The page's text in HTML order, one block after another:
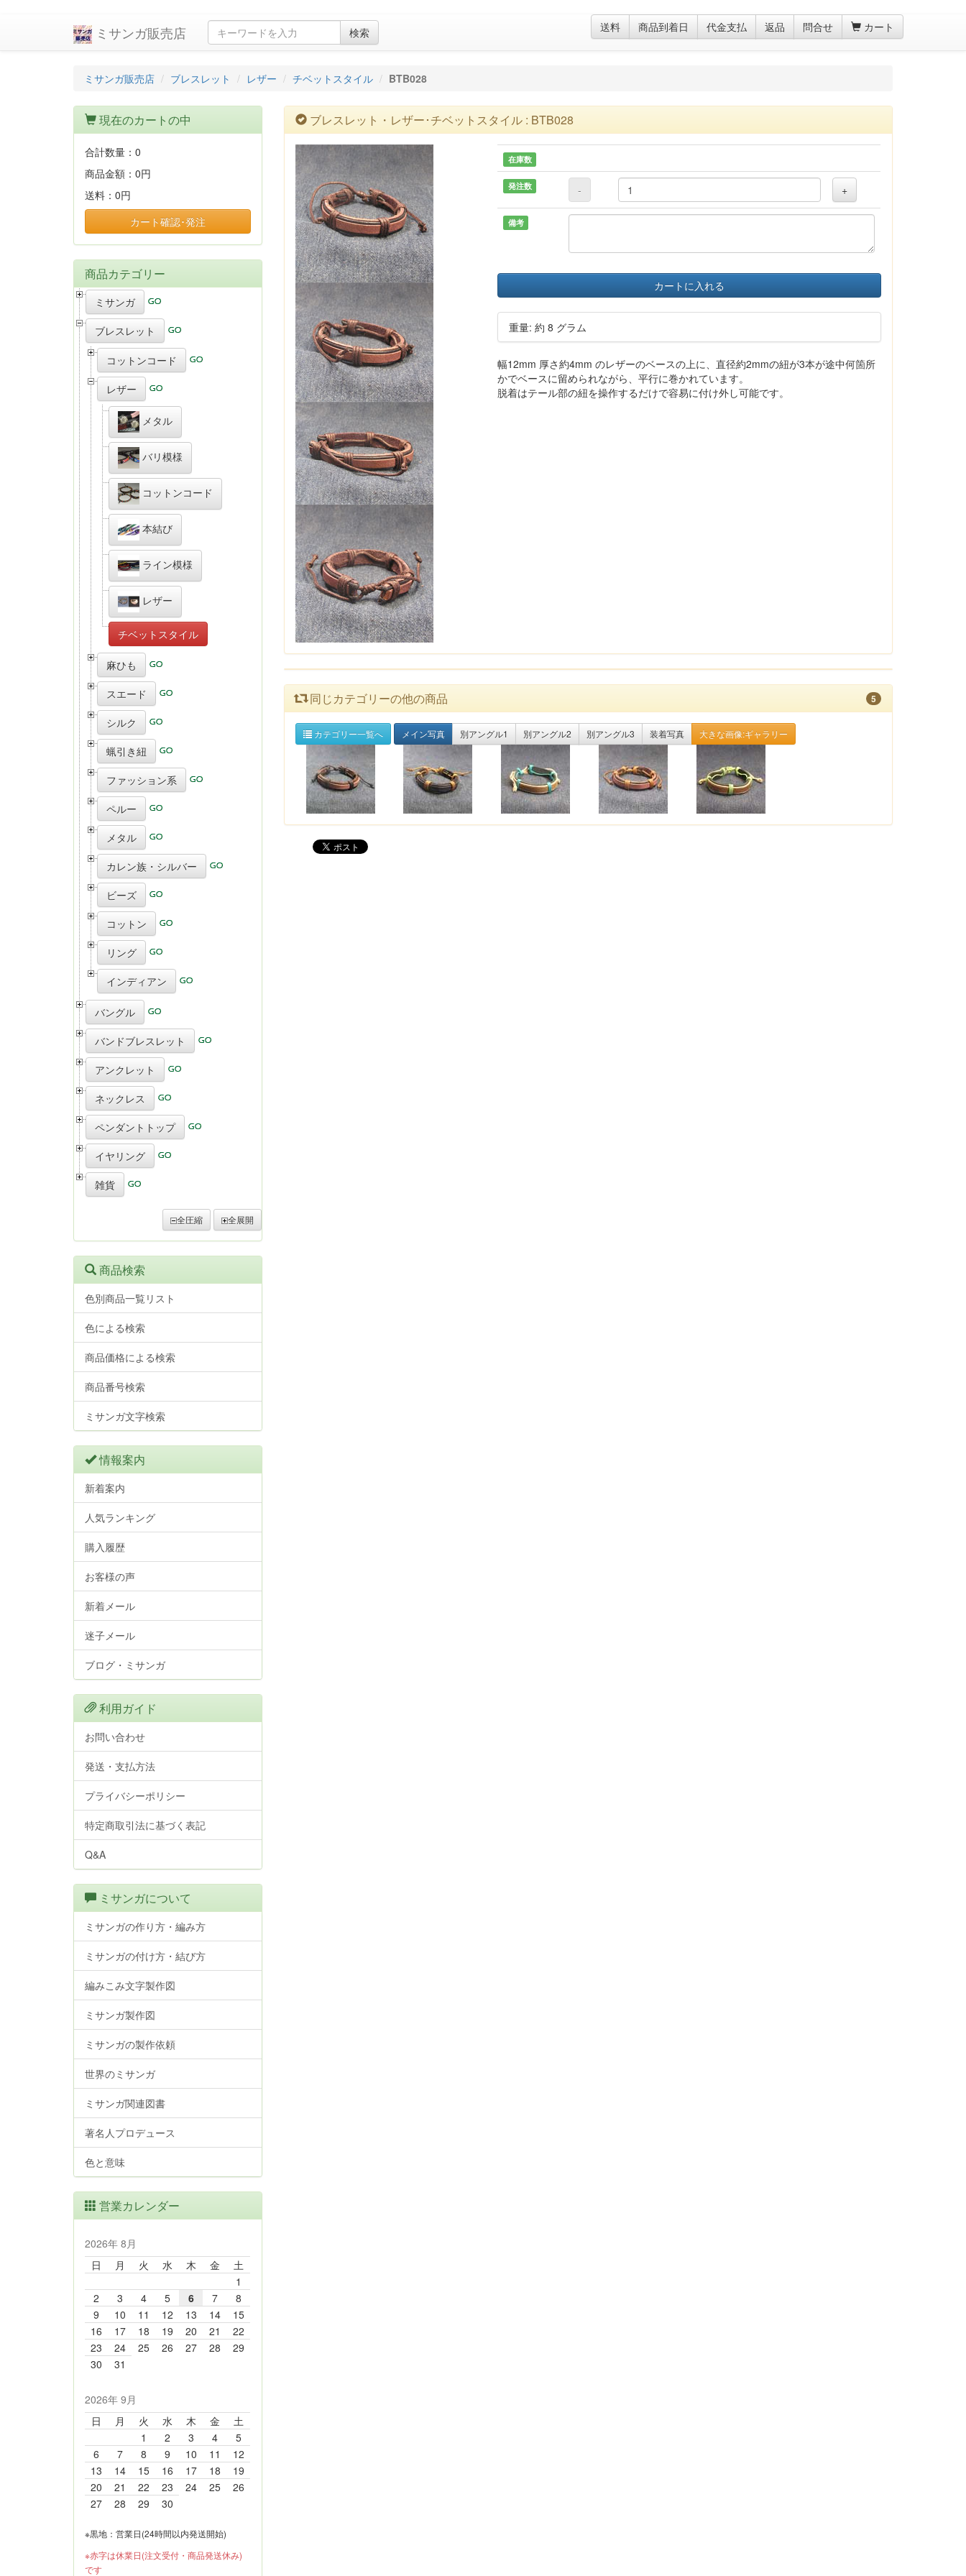
ミサンガ販売店 検索 送料 商品到着日 代金支払 返品 問合せ カート
ミサンガ販売店 ブレスレット レザー チベットスタイル BTB028
ブレスレット・レザー･チベットスタイル : BTB028
在庫数
発注数 - +
備考
カートに入れる
重量: 約 8 グラム
幅12mm 厚さ約4mm のレザーのベースの上に、直径約2mmの紐が3本が途中何箇所
かでベースに留められながら、平行に巻かれています。
脱着はテール部の紐を操作するだけで容易に付け外し可能です。
同じカテゴリーの他の商品 5
カテゴリー一覧へ メイン写真 別アングル1 別アングル2 別アングル3 装着写真 大きな画像:ギャラリー
現在のカートの中
合計数量： 0
商品金額： 0円
送料： 0円
カート確認･発注
商品カテゴリー
ミサンガ
ブレスレット
コットンコード
レザー
メタル
バリ模様
コットンコード
本結び
ライン模様
レザー
チベットスタイル
麻ひも
スエード
シルク
蝋引き紐
ファッション系
ペルー
メタル
カレン族・シルバー
ビーズ
コットン
リング
インディアン
バングル
バンドブレスレット
アンクレット
ネックレス
ペンダントトップ
イヤリング
雑貨
全圧縮 全展開
商品検索
色別商品一覧リスト
色による検索
商品価格による検索
商品番号検索
ミサンガ文字検索
情報案内
新着案内
人気ランキング
購入履歴
お客様の声
新着メール
迷子メール
ブログ・ミサンガ
利用ガイド
お問い合わせ
発送・支払方法
プライバシーポリシー
特定商取引法に基づく表記
Q&A
ミサンガについて
ミサンガの作り方・編み方
ミサンガの付け方・結び方
編みこみ文字製作図
ミサンガ製作図
ミサンガの製作依頼
世界のミサンガ
ミサンガ関連図書
著名人プロデュース
色と意味
営業カレンダー
2026年 8月
日
月 火 水 木 金
土
1
2
3 4 5 6 7
8
9
10 11 12 13 14
15
16
17 18 19 20 21
22
23
24 25 26 27 28
29
30
31
2026年 9月
日
月 火 水 木 金
土
1
2 3 4
5
6
7 8 9 10 11
12
13
14 15 16 17 18
19
20
21 22 23 24 25
26
27
28 29 30
※黒地：営業日(24時間以内発送開始)
※赤字は休業日(注文受付・商品発送休み)
です